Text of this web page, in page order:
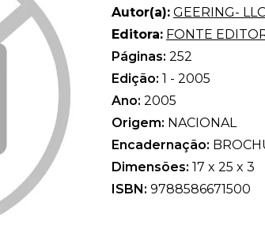
Autor(a): GEERING-
Editora: FONTE
Páginas: 252
Edição: 1 - 2005
Ano: 2005
Origem: NACIONAL
Encadernação:
Dimensões: 17 x 25 x 3
ISBN: 9788586671500